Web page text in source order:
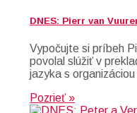
DNES: Pierr van
Vypočujte si príbeh
povolal slúžiť v
jazyka s
Pozrieť »